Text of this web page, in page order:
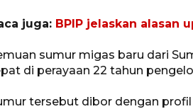
juga: BPIP jelaskan alasan
sumur migas baru dari
di perayaan 22 tahun
tersebut dibor dengan profil